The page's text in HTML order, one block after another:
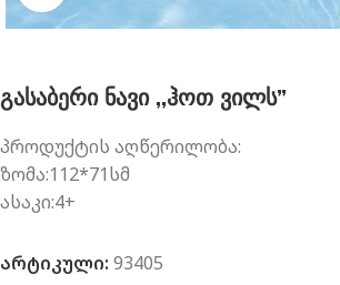
გასაბერი ნავი ,,ჰოთ ვილს”
პროდუქტის აღწერილობა:
ზომა:112*71სმ
ასაკი:4+
არტიკული: 93405